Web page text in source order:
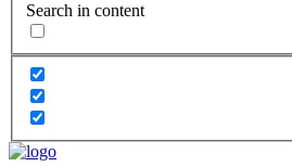
Search in content